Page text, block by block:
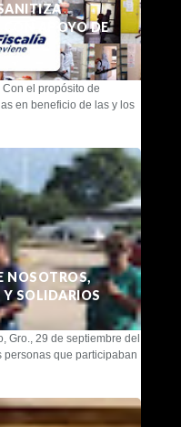
APOYO DE
el propósito de
en beneficio de las y los
NOSOTROS,
SOLIDARIOS
Gro., 29 de septiembre del
que participaban